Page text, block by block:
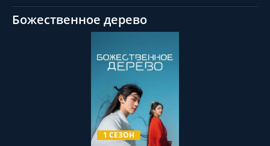
Божественное дерево
1 СЕЗОН
СМОТРЕТЬ ОНЛАЙН